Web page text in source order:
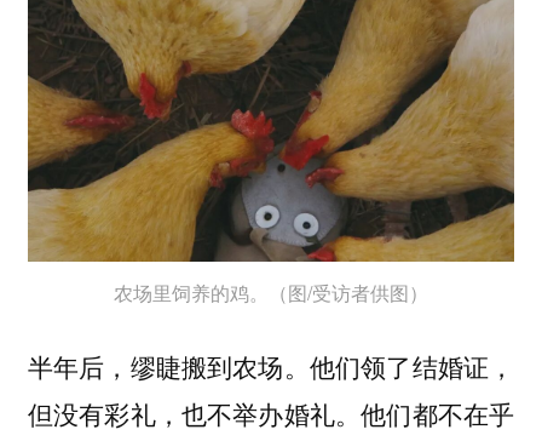
农场里饲养的鸡。（图/受访者供图）
半年后，缪睫搬到农场。他们领了结婚证，
但没有彩礼，也不举办婚礼。他们都不在乎